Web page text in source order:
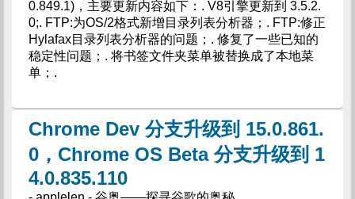
0.849.1)，主要更新内容如下：. V8引擎更新到 3.5.2.
0;. FTP:为OS/2格式新增目录列表分析器；. FTP:修正
Hylafax目录列表分析器的问题；. 修复了一些已知的
稳定性问题；. 将书签文件夹菜单被替换成了本地菜
单；.
Chrome Dev 分支升级到 15.0.861.
0，Chrome OS Beta 分支升级到 1
4.0.835.110